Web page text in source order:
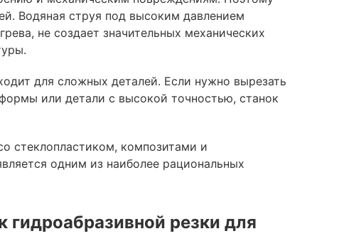
Водяная струя под высоким давлением
не создает значительных механических
для сложных деталей. Если нужно вырезать
или детали с высокой точностью, станок
стеклопластиком, композитами и
одним из наиболее рациональных
гидроабразивной резки для